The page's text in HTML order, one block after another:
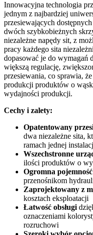
Innowacyjna technologia
jednym z najbardziej
przesiewających
dwóch szybkobieżnych
niezależne napędy sit, z
pracy każdego sita
dopasować je do wymagań
większą regulację,
przesiewania, co sprawia,
produkcji produktów o
wydajności produkcji.
Cechy i zalety:
Opatentowany
dwa niezależne sita,
ramach jednej
Wszechstronne
ilości produktów o
Ogromna
przenośnikom
Zaprojektowany z
kosztach eksploatacji
Łatwość obsługi
oznaczeniami
rozruchowi